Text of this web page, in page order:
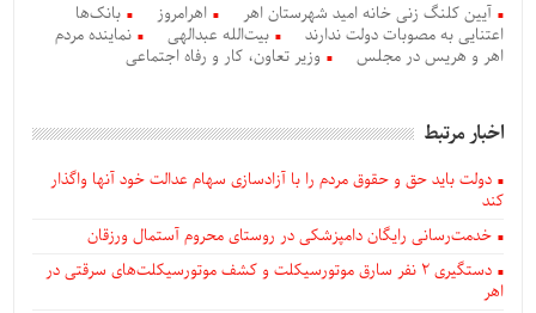
آیین کلنگ زنی خانه امید شهرستان اهر اهرامروز
بانک‌ها
اعتنایی به مصوبات دولت ندارند
بیت‌الله عبدالهی
نماینده مردم
اهر و هریس در مجلس
وزیر تعاون، کار و رفاه اجتماعی
اخبار مرتبط
دولت باید حق و حقوق مردم را با آزادسازی سهام عدالت خود آنها واگذار
کند
خدمت‌رسانی رایگان دامپزشکی در روستای محروم آستمال ورزقان
دستگيری ۲ نفر سارق موتورسیکلت و کشف موتورسیکلت‌های سرقتی در
اهر